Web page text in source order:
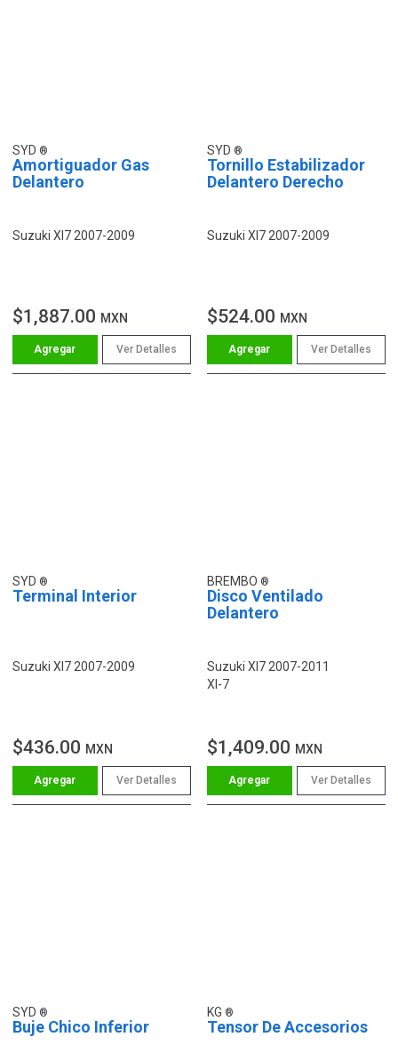
SYD
Amortiguador Gas
Delantero
Suzuki Xl7 2007-2009
$1,887.00 MXN
Ver Detalles
SYD
Tornillo Estabilizador
Delantero Derecho
Suzuki Xl7 2007-2009
$524.00 MXN
Ver Detalles
SYD
Terminal Interior
Suzuki Xl7 2007-2009
$436.00 MXN
Ver Detalles
BREMBO
Disco Ventilado
Delantero
Suzuki Xl7 2007-2011
Xl-7
$1,409.00 MXN
Ver Detalles
SYD
Buje Chico Inferior
KG
Tensor De Accesorios